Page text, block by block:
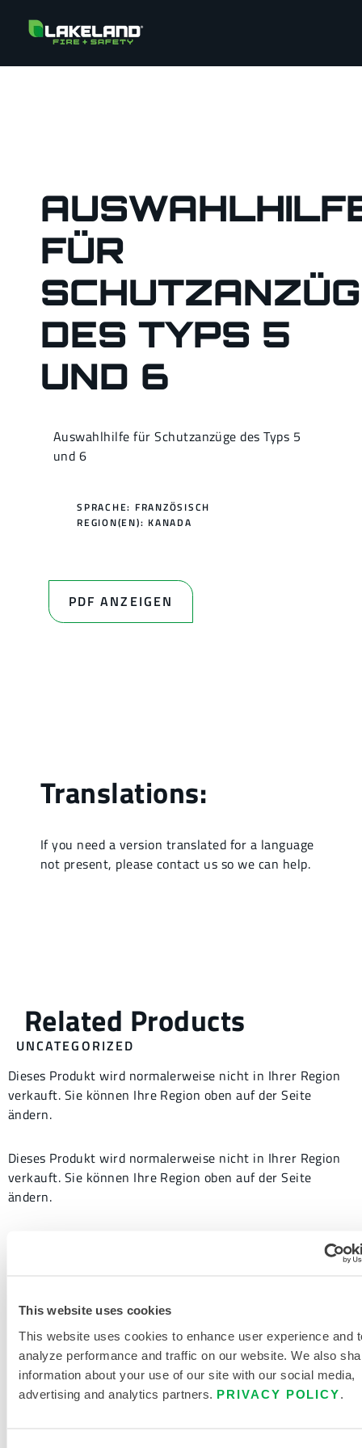
This website uses cookies
This website uses cookies to enhance user experience and
analyze performance and traffic on our website. We also
information about your use of our site with our social media,
advertising and analytics partners. PRIVACY POLICY
FÜR
DES TYPS 5
UND 6
Auswahlhilfe für Schutzanzüge des Typs 5
und 6
SPRACHE: FRANZÖSISCH
REGION(EN): KANADA
PDF ANZEIGEN
UNCATEGORIZED
Dieses Produkt wird normalerweise nicht in Ihrer Region
verkauft. Sie können Ihre Region oben auf der Seite
ändern.
Dieses Produkt wird normalerweise nicht in Ihrer Region
verkauft. Sie können Ihre Region oben auf der Seite
ändern.
Dieses Produkt wird normalerweise nicht in Ihrer Region
322BA
322BA